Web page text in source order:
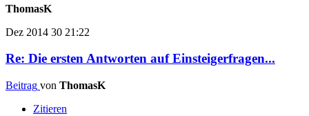
ThomasK
Dez 2014 30 21:22
Re: Die ersten Antworten auf Einsteigerfragen...
Beitrag von ThomasK
Zitieren